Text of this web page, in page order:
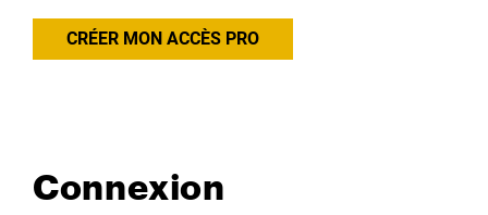
CRÉER MON ACCÈS PRO
Connexion